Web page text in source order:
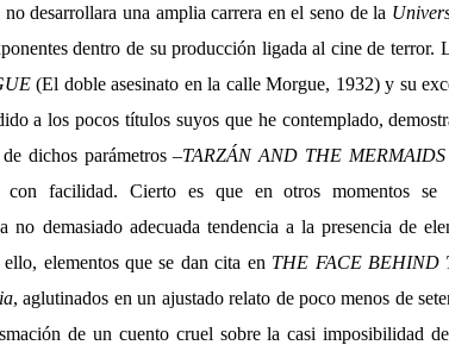
desarrollara una amplia carrera en el seno de la
dentro de su producción ligada al cine de terror.
(El doble asesinato en la calle Morgue, 1932) y su
a los pocos títulos suyos que he contemplado,
dichos parámetros –TARZÁN AND THE MERMAIDS
con facilidad. Cierto es que en otros momentos
no demasiado adecuada tendencia a la presencia de
elementos que se dan cita en THE FACE BEHIND
, aglutinados en un ajustado relato de poco menos de
de un cuento cruel sobre la casi imposibilidad